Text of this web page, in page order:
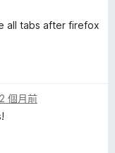
all tabs after firefox
2 個月前